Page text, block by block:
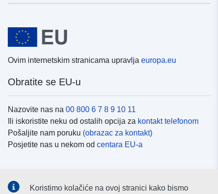
Ovim internetskim stranicama upravlja europa.eu
Obratite se EU-u
Nazovite nas na 00 800 6 7 8 9 10 11
Ili iskoristite neku od ostalih opcija za kontakt telefonom
Pošaljite nam poruku (obrazac za kontakt)
Posjetite nas u nekom od centara EU-a
Koristimo kolačiće na ovoj stranici kako bismo